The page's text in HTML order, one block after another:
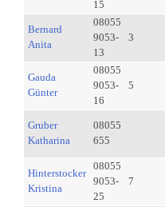
15
Bernard
Anita
08055
9053-
13
3
Gauda
Günter
08055
9053-
16
5
Gruber
Katharina
08055
655
Hinterstocker
Kristina
08055
9053-
25
7